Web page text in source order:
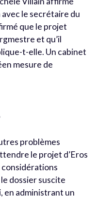
le secrétaire du
que le projet
et qu’il
t-elle. Un cabinet
mesure de
problèmes
le projet d’Eros
considérations
dossier suscite
en administrant un